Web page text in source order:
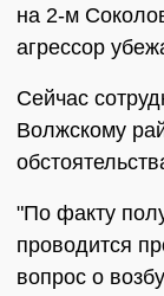
на 2-м
агрессор
Сейчас
Волжскому
"По факту
проводится
вопрос о